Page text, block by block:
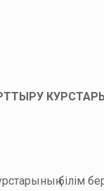
АРТТЫРУ
курстарының